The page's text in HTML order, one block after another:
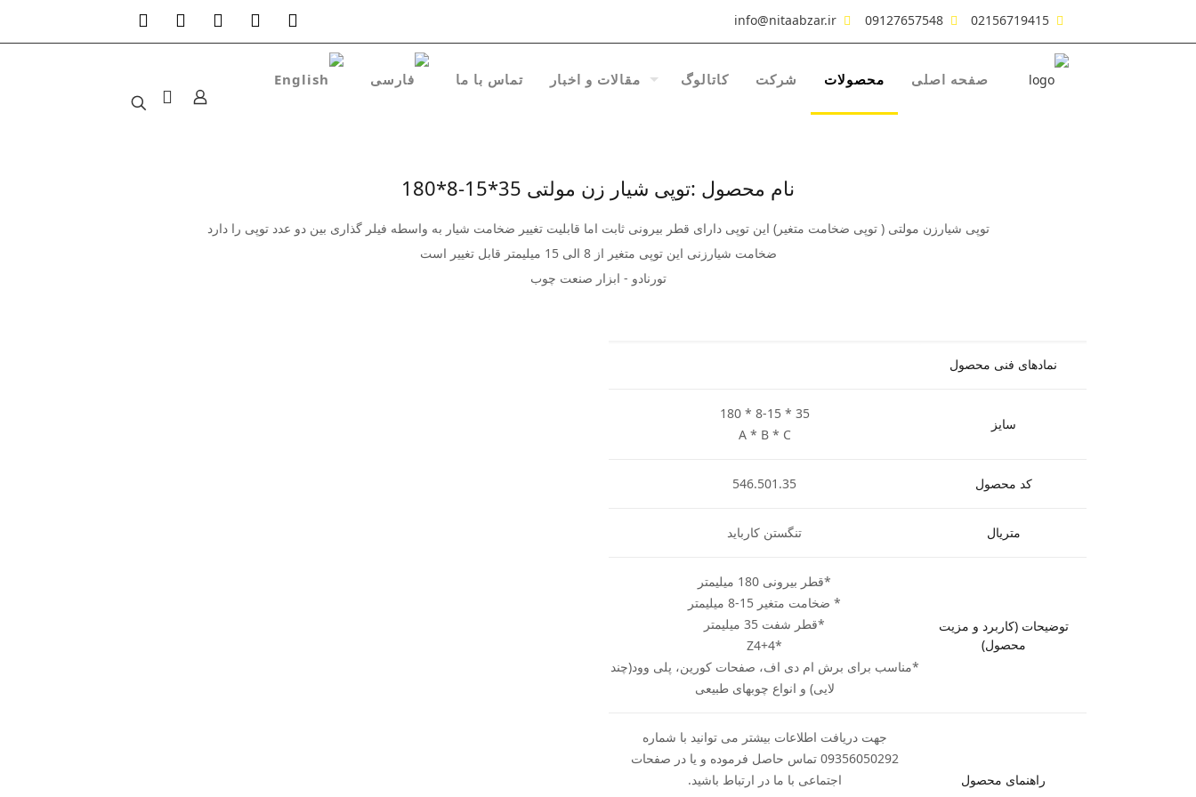
02156719415
09127657548
info@nitaabzar.ir
صفحه اصلی محصولات شرکت کاتالوگ مقالات و اخبار تماس با ما
نام محصول :توپی شیار زن مولتی 35*15-8*180
توپی شیارزن مولتی ( توپی ضخامت متغیر) این توپی دارای قطر بیرونی ثابت اما قابلیت تغییر ضخامت شیار به واسطه فیلر گذاری بین دو عدد توپی را دارد
ضخامت شیارزنی این توپی متغیر از 8 الی 15 میلیمتر قابل تغییر است
تورنادو - ابزار صنعت چوب
نمادهای فنی محصول
سایز
180 * 8-15 * 35
A * B * C
کد محصول 546.501.35
متریال تنگستن کارباید
توضیحات (کاربرد و مزیت
محصول)
*قطر بیرونی 180 میلیمتر
* ضخامت متغیر 15-8 میلیمتر
*قطر شفت 35 میلیمتر
*Z4+4
*مناسب برای برش ام دی اف، صفحات کورین، پلی وود(چند
لایی) و انواع چوبهای طبیعی
راهنمای محصول
جهت دریافت اطلاعات بیشتر می توانید با شماره
09356050292 تماس حاصل فرموده و یا در صفحات
اجتماعی با ما در ارتباط باشید.